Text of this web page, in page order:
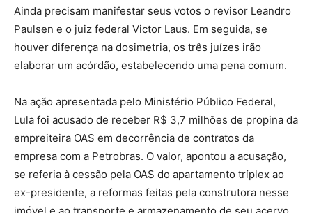
Ainda precisam manifestar seus votos o revisor Leandro
Paulsen e o juiz federal Victor Laus. Em seguida, se
houver diferença na dosimetria, os três juízes irão
elaborar um acórdão, estabelecendo uma pena comum.
Na ação apresentada pelo Ministério Público Federal,
Lula foi acusado de receber R$ 3,7 milhões de propina da
empreiteira OAS em decorrência de contratos da
empresa com a Petrobras. O valor, apontou a acusação,
se referia à cessão pela OAS do apartamento tríplex ao
ex-presidente, a reformas feitas pela construtora nesse